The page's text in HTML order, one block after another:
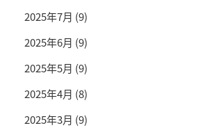
2025年7月 (9)
2025年6月 (9)
2025年5月 (9)
2025年4月 (8)
2025年3月 (9)